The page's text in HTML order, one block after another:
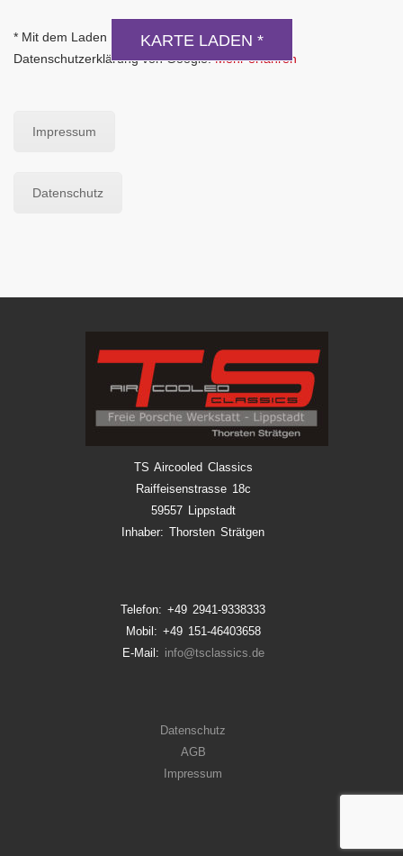
KARTE LADEN *
* Mit dem Laden der Karte akzeptierst du die
Datenschutzerklärung von Google.Mehr erfahren
Impressum
Datenschutz
TS Aircooled Classics
Raiffeisenstrasse 18c
59557 Lippstadt
Inhaber: Thorsten Strätgen
Telefon: +49 2941-9338333
Mobil: +49 151-46403658
E-Mail: info@tsclassics.de
Datenschutz
AGB
Impressum